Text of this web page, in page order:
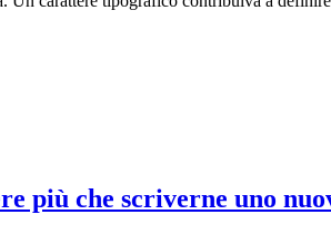
più che scriverne uno